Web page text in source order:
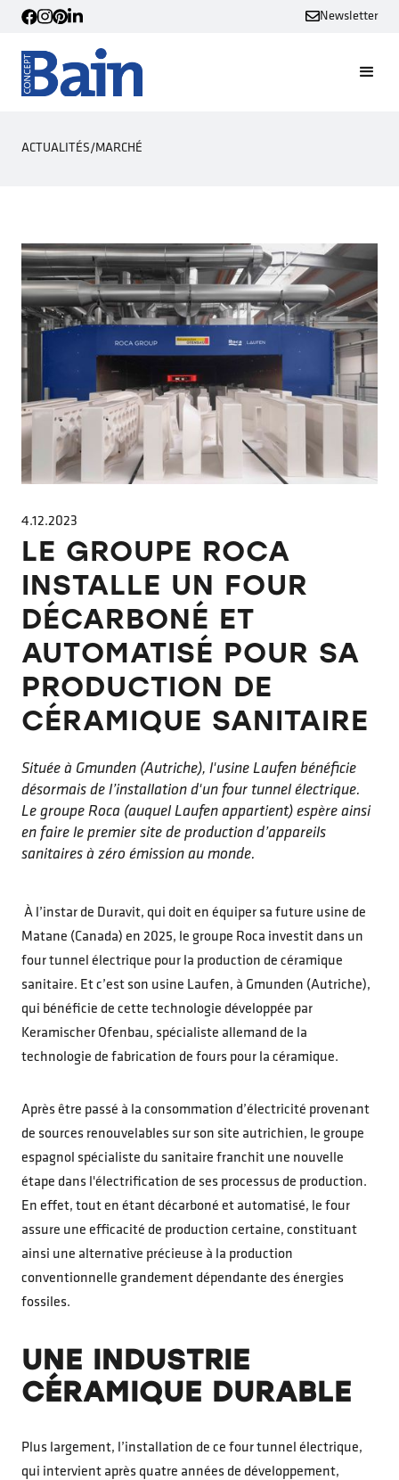
Newsletter
ACTUALITÉS/MARCHÉ
4.12.2023
LE GROUPE ROCA
INSTALLE UN FOUR
DÉCARBONÉ ET
AUTOMATISÉ POUR SA
PRODUCTION DE
CÉRAMIQUE SANITAIRE
Située à Gmunden (Autriche), l'usine Laufen bénéficie
désormais de l’installation d'un four tunnel électrique.
Le groupe Roca (auquel Laufen appartient) espère ainsi
en faire le premier site de production d’appareils
sanitaires à zéro émission au monde.
À l’instar de Duravit, qui doit en équiper sa future usine de
Matane (Canada) en 2025, le groupe Roca investit dans un
four tunnel électrique pour la production de céramique
sanitaire. Et c’est son usine Laufen, à Gmunden (Autriche),
qui bénéficie de cette technologie développée par
Keramischer Ofenbau, spécialiste allemand de la
technologie de fabrication de fours pour la céramique.
Après être passé à la consommation d’électricité provenant
de sources renouvelables sur son site autrichien, le groupe
espagnol spécialiste du sanitaire franchit une nouvelle
étape dans l'électrification de ses processus de production.
En effet, tout en étant décarboné et automatisé, le four
assure une efficacité de production certaine, constituant
ainsi une alternative précieuse à la production
conventionnelle grandement dépendante des énergies
fossiles.
UNE INDUSTRIE
CÉRAMIQUE DURABLE
Plus largement, l’installation de ce four tunnel électrique,
qui intervient après quatre années de développement,